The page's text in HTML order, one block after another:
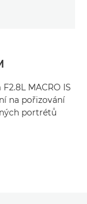
MACRO IS
na pořizování
portrétů